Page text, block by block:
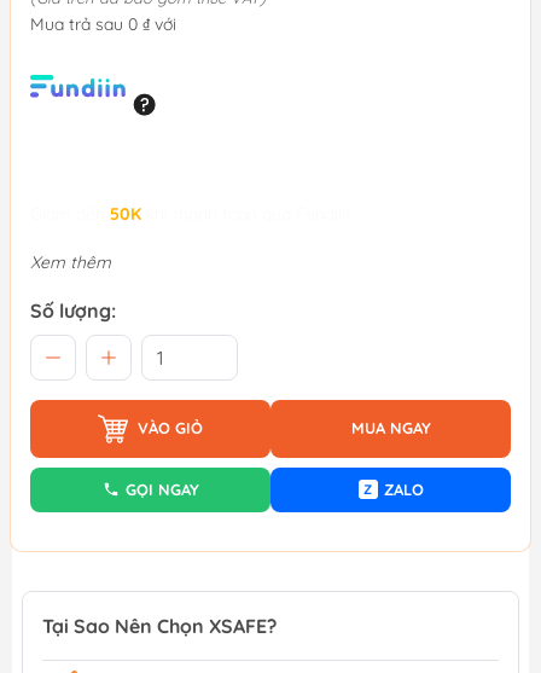
Mua trả sau 0 ₫ với
50K
Xem thêm
Số lượng:
VÀO GIỎ MUA NGAY
GỌI NGAY Z ZALO
Tại Sao Nên Chọn XSAFE?